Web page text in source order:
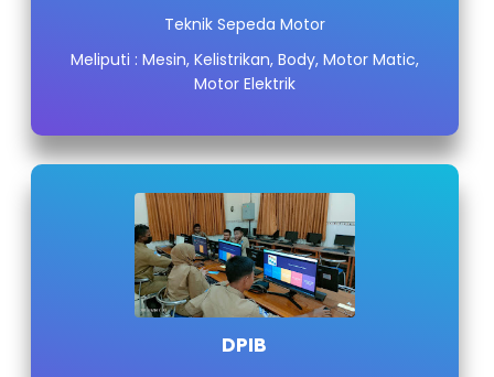
Teknik Sepeda Motor
Meliputi : Mesin, Kelistrikan, Body, Motor Matic,
Motor Elektrik
DPIB